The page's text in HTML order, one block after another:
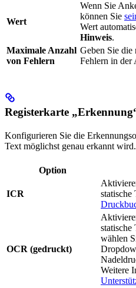
Wert
Wenn Sie
können Sie
Wert
Hinweis.
Maximale Anzahl
von Fehlern
Geben Sie die
Fehlern in der
Registerkarte
Konfigurieren Sie die
Text möglichst genau erkannt wird.
Option
ICR
statische
OCR (gedruckt)
statische
wählen
Weitere